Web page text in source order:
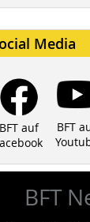
Media
BFT auf
BFT
BFT